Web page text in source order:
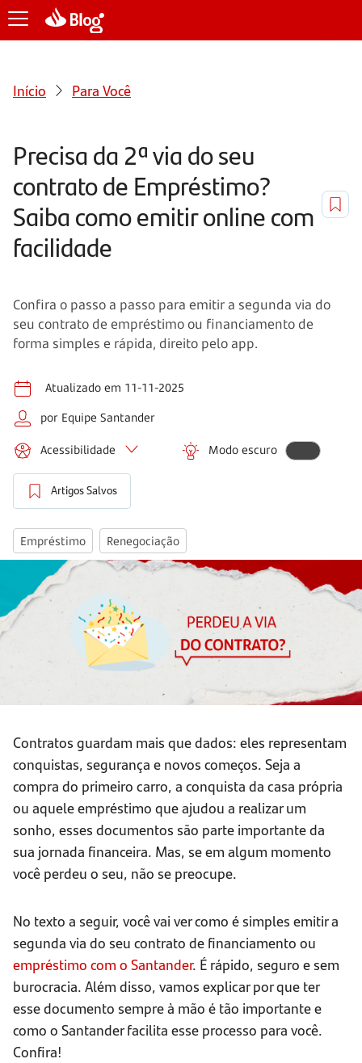
Início Para Você
Precisa da 2ª via do seu
contrato de Empréstimo?
Saiba como emitir online com
facilidade
Confira o passo a passo para emitir a segunda via do
seu contrato de empréstimo ou financiamento de
forma simples e rápida, direito pelo app.
Atualizado em 11-11-2025
por Equipe Santander
Acessibilidade Modo escuro
Artigos Salvos
Empréstimo Renegociação
Contratos guardam mais que dados: eles representam
conquistas, segurança e novos começos. Seja a
compra do primeiro carro, a conquista da casa própria
ou aquele empréstimo que ajudou a realizar um
sonho, esses documentos são parte importante da
sua jornada financeira. Mas, se em algum momento
você perdeu o seu, não se preocupe.
No texto a seguir, você vai ver como é simples emitir a
segunda via do seu contrato de financiamento ou
empréstimo com o Santander. É rápido, seguro e sem
burocracia. Além disso, vamos explicar por que ter
esse documento sempre à mão é tão importante e
como o Santander facilita esse processo para você.
Confira!